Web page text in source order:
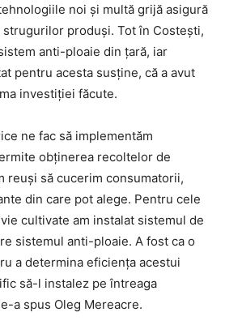
noi și multă grijă asigură
produși. Tot în Costești,
anti-ploaie din țară, iar
pentru acesta susține, că a avut
investiției făcute.
ne fac să implementăm
obținerea recoltelor de
reuși să cucerim consumatorii,
din care pot alege. Pentru cele
cultivate am instalat sistemul de
sistemul anti-ploaie. A fost ca o
a determina eficiența acestui
să-l instalez pe întreaga
a spus Oleg Mereacre.